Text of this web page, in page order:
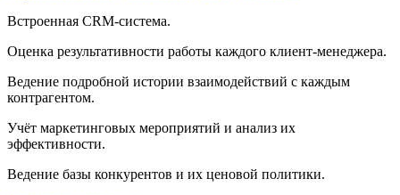
Встроенная CRM-система.
Оценка результативности работы каждого клиент-менеджера.
Ведение подробной истории взаимодействий с каждым
контрагентом.
Учёт маркетинговых мероприятий и анализ их
эффективности.
Ведение базы конкурентов и их ценовой политики.